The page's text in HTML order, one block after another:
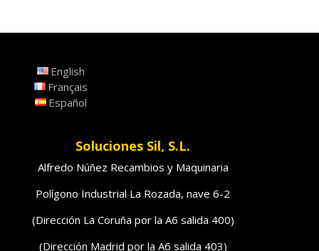
English
Français
Español
Soluciones Sil, S.L.
Alfredo Núñez Recambios y Maquinaria
Polígono Industrial La Rozada, nave 6-2
(Dirección La Coruña por la A6 salida 400)
(Dirección Madrid por la A6 salida 403)